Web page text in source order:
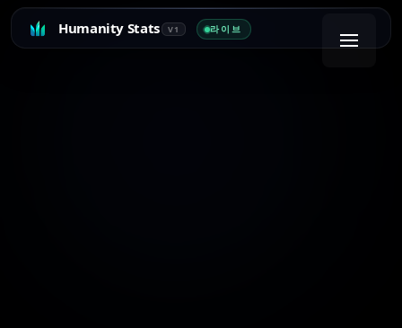
Humanity Stats V1 라이브